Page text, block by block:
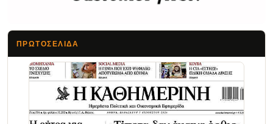
ΠΡΩΤΟΣΈΛΙΔΑ